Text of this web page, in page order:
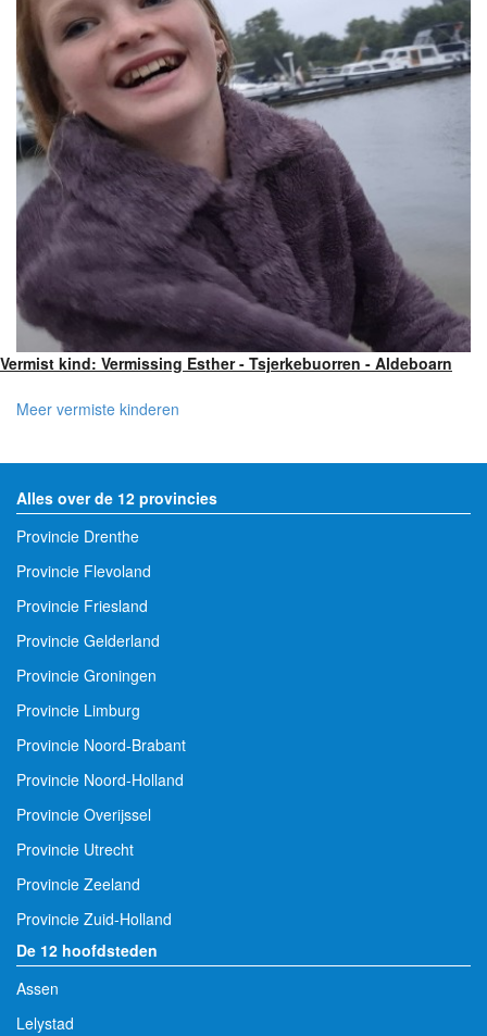
Vermist kind: Vermissing Esther - Tsjerkebuorren - Aldeboarn
Meer vermiste kinderen
Alles over de 12 provincies
Provincie Drenthe
Provincie Flevoland
Provincie Friesland
Provincie Gelderland
Provincie Groningen
Provincie Limburg
Provincie Noord-Brabant
Provincie Noord-Holland
Provincie Overijssel
Provincie Utrecht
Provincie Zeeland
Provincie Zuid-Holland
De 12 hoofdsteden
Assen
Lelystad